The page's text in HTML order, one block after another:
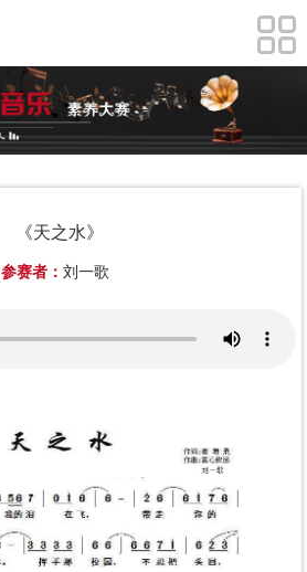
《天之水》
参赛者： 刘一歌